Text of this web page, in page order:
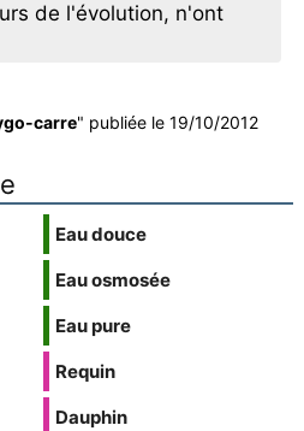
de l'évolution, n'ont
carre" publiée le 19/10/2012
Eau douce
Eau osmosée
Eau pure
Requin
Dauphin